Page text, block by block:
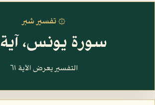
۞ تفسير شبر
سورة يونس، آية ٦١
التفسير يعرض الآية ٦١